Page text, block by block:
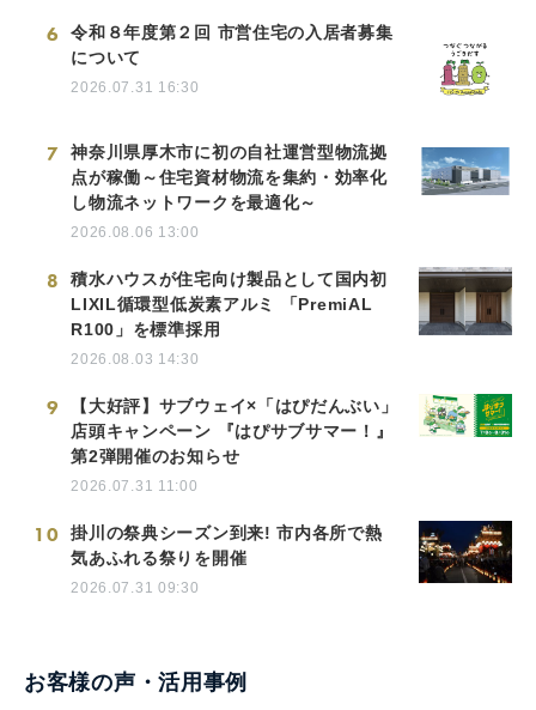
6
令和８年度第２回 市営住宅の入居者募集
について
2026.07.31 16:30
7
神奈川県厚木市に初の自社運営型物流拠
点が稼働～住宅資材物流を集約・効率化
し物流ネットワークを最適化～
2026.08.06 13:00
8
積水ハウスが住宅向け製品として国内初
LIXIL循環型低炭素アルミ 「PremiAL
R100」を標準採用
2026.08.03 14:30
9
【大好評】サブウェイ×「はぴだんぶい」
店頭キャンペーン 『はぴサブサマー！』
第2弾開催のお知らせ
2026.07.31 11:00
10
掛川の祭典シーズン到来! 市内各所で熱
気あふれる祭りを開催
2026.07.31 09:30
お客様の声・活用事例